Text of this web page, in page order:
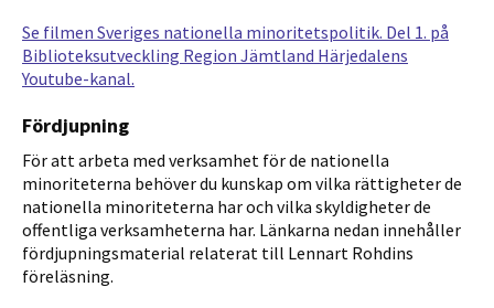
Se filmen Sveriges nationella minoritetspolitik. Del 1. på
Biblioteksutveckling Region Jämtland Härjedalens
Youtube-kanal.
Fördjupning
För att arbeta med verksamhet för de nationella
minoriteterna behöver du kunskap om vilka rättigheter de
nationella minoriteterna har och vilka skyldigheter de
offentliga verksamheterna har. Länkarna nedan innehåller
fördjupningsmaterial relaterat till Lennart Rohdins
föreläsning.